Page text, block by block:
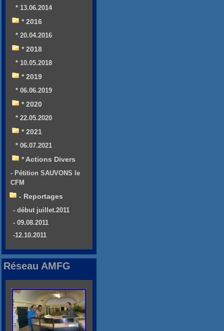
* 13.06.2014
* 2016
* 20.04.2016
* 2018
* 10.05.2018
* 2019
* 06.06.2019
* 2020
* 22.05.2020
* 2021
* 06.07.2021
* Actions Divers
- Pétition SAUVONS le
CFM
- Reportages
- début juillet.2011
- 09.08.2011
-12.10.2011
Réseau AMFG